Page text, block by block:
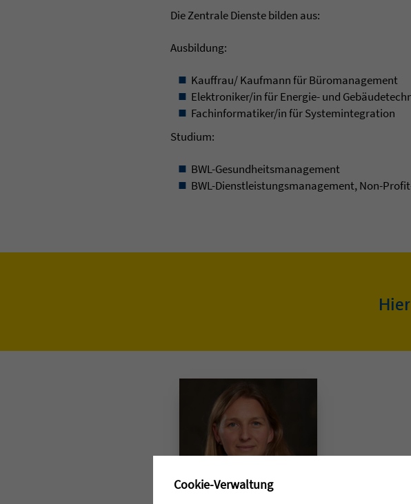
Die Zentrale Dienste bilden aus:
Ausbildung:
Kauffrau/ Kaufmann für Büromanagement
Elektroniker/in für Energie- und
Fachinformatiker/in für Systemintegration
Studium:
BWL-Gesundheitsmanagement
BWL-Dienstleistungsmanagement, Non-
Cookie-Verwaltung